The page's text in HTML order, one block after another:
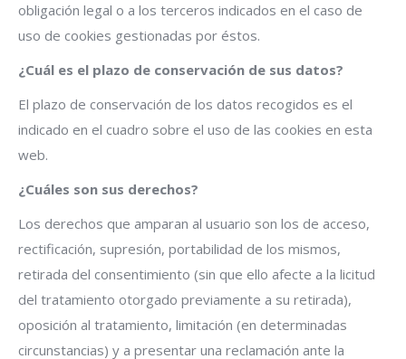
obligación legal o a los terceros indicados en el caso de
uso de cookies gestionadas por éstos.
¿Cuál es el plazo de conservación de sus datos?
El plazo de conservación de los datos recogidos es el
indicado en el cuadro sobre el uso de las cookies en esta
web.
¿Cuáles son sus derechos?
Los derechos que amparan al usuario son los de acceso,
rectificación, supresión, portabilidad de los mismos,
retirada del consentimiento (sin que ello afecte a la licitud
del tratamiento otorgado previamente a su retirada),
oposición al tratamiento, limitación (en determinadas
circunstancias) y a presentar una reclamación ante la